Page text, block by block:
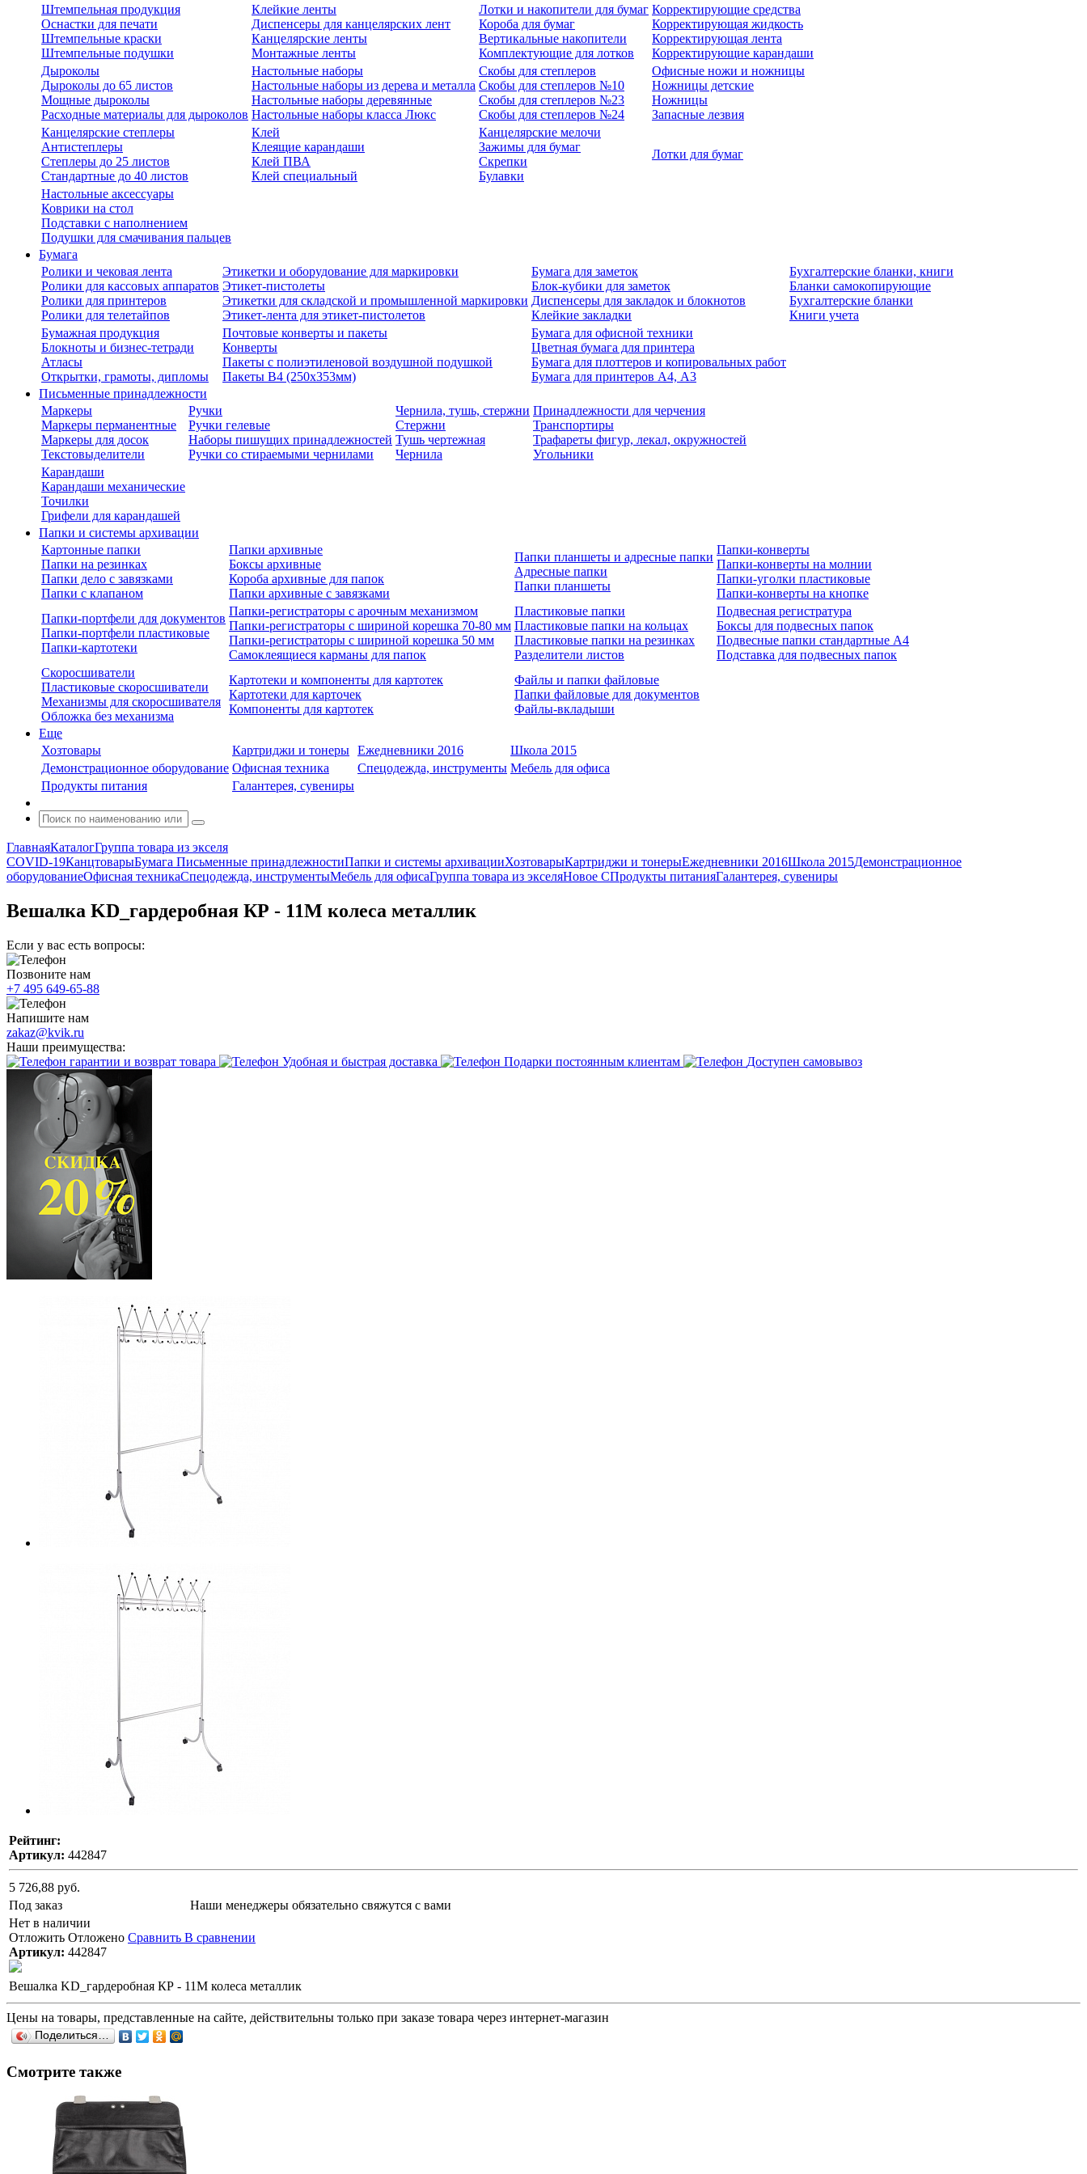
Штемпельная продукция
Оснастки для печати
Штемпельные краски
Штемпельные подушки
Клейкие ленты
Диспенсеры для канцелярских лент
Канцелярские ленты
Монтажные ленты
Лотки и накопители для бумаг
Короба для бумаг
Вертикальные накопители
Комплектующие для лотков
Корректирующие средства
Корректирующая жидкость
Корректирующая лента
Корректирующие карандаши
Дыроколы
Дыроколы до 65 листов
Мощные дыроколы
Расходные материалы для дыроколов
Настольные наборы
Настольные наборы из дерева и металла
Настольные наборы деревянные
Настольные наборы класса Люкс
Скобы для степлеров
Скобы для степлеров №10
Скобы для степлеров №23
Скобы для степлеров №24
Офисные ножи и ножницы
Ножницы детские
Ножницы
Запасные лезвия
Канцелярские степлеры
Антистеплеры
Степлеры до 25 листов
Стандартные до 40 листов
Клей
Клеящие карандаши
Клей ПВА
Клей специальный
Канцелярские мелочи
Зажимы для бумаг
Скрепки
Булавки
Лотки для бумаг
Настольные аксессуары
Коврики на стол
Подставки с наполнением
Подушки для смачивания пальцев
Бумага
Ролики и чековая лента
Ролики для кассовых аппаратов
Ролики для принтеров
Ролики для телетайпов
Этикетки и оборудование для маркировки
Этикет-пистолеты
Этикетки для складской и промышленной маркировки
Этикет-лента для этикет-пистолетов
Бумага для заметок
Блок-кубики для заметок
Диспенсеры для закладок и блокнотов
Клейкие закладки
Бухгалтерские бланки, книги
Бланки самокопирующие
Бухгалтерские бланки
Книги учета
Бумажная продукция
Блокноты и бизнес-тетради
Атласы
Открытки, грамоты, дипломы
Почтовые конверты и пакеты
Конверты
Пакеты с полиэтиленовой воздушной подушкой
Пакеты В4 (250х353мм)
Бумага для офисной техники
Цветная бумага для принтера
Бумага для плоттеров и копировальных работ
Бумага для принтеров А4, А3
Письменные принадлежности
Маркеры
Маркеры перманентные
Маркеры для досок
Текстовыделители
Ручки
Ручки гелевые
Наборы пишущих принадлежностей
Ручки со стираемыми чернилами
Чернила, тушь, стержни
Стержни
Тушь чертежная
Чернила
Принадлежности для черчения
Транспортиры
Трафареты фигур, лекал, окружностей
Угольники
Карандаши
Карандаши механические
Точилки
Грифели для карандашей
Папки и системы архивации
Картонные папки
Папки на резинках
Папки дело с завязками
Папки с клапаном
Папки архивные
Боксы архивные
Короба архивные для папок
Папки архивные с завязками
Папки планшеты и адресные папки
Адресные папки
Папки планшеты
Папки-конверты
Папки-конверты на молнии
Папки-уголки пластиковые
Папки-конверты на кнопке
Папки-портфели для документов
Папки-портфели пластиковые
Папки-картотеки
Папки-регистраторы с арочным механизмом
Папки-регистраторы с шириной корешка 70-80 мм
Папки-регистраторы с шириной корешка 50 мм
Самоклеящиеся карманы для папок
Пластиковые папки
Пластиковые папки на кольцах
Пластиковые папки на резинках
Разделители листов
Подвесная регистратура
Боксы для подвесных папок
Подвесные папки стандартные А4
Подставка для подвесных папок
Скоросшиватели
Пластиковые скоросшиватели
Механизмы для скоросшивателя
Обложка без механизма
Картотеки и компоненты для картотек
Картотеки для карточек
Компоненты для картотек
Файлы и папки файловые
Папки файловые для документов
Файлы-вкладыши
Еще
Хозтовары
Картриджи и тонеры Ежедневники 2016
Школа 2015
Демонстрационное оборудование Офисная техника Спецодежда, инструменты Мебель для офиса
Продукты питания
Галантерея, сувениры
ГлавнаяКаталогГруппа товара из экселя
COVID-19КанцтоварыБумага Письменные принадлежностиПапки и системы архивацииХозтоварыКартриджи и тонерыЕжедневники 2016Школа 2015Демонстрационное
оборудованиеОфисная техникаСпецодежда, инструментыМебель для офисаГруппа товара из экселяНовое СПродукты питанияГалантерея, сувениры
Вешалка KD_гардеробная КР - 11М колеса металлик
Если у вас есть вопросы:
Позвоните нам
+7 495 649-65-88
Напишите нам
zakaz@kvik.ru
Наши преимущества:
гарантии и возврат товара
Удобная и быстрая доставка Подарки постоянным клиентам Доступен самовывоз
Рейтинг:
Артикул: 442847
5 726,88 руб.
Под заказ
Наши менеджеры обязательно свяжутся с вами
Нет в наличии
Отложить Отложено Сравнить В сравнении
Артикул: 442847
Вешалка KD_гардеробная КР - 11М колеса металлик
Цены на товары, представленные на сайте, действительны только при заказе товара через интернет-магазин
Поделиться…
Смотрите также